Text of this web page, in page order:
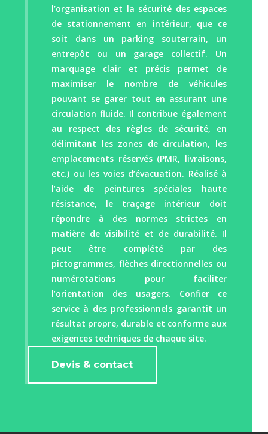
l’organisation et la sécurité des espaces
de stationnement en intérieur, que ce
soit dans un parking souterrain, un
entrepôt ou un garage collectif. Un
marquage clair et précis permet de
maximiser le nombre de véhicules
pouvant se garer tout en assurant une
circulation fluide. Il contribue également
au respect des règles de sécurité, en
délimitant les zones de circulation, les
emplacements réservés (PMR, livraisons,
etc.) ou les voies d’évacuation. Réalisé à
l’aide de peintures spéciales haute
résistance, le traçage intérieur doit
répondre à des normes strictes en
matière de visibilité et de durabilité. Il
peut être complété par des
pictogrammes, flèches directionnelles ou
numérotations pour faciliter
l’orientation des usagers. Confier ce
service à des professionnels garantit un
résultat propre, durable et conforme aux
exigences techniques de chaque site.
Devis & contact